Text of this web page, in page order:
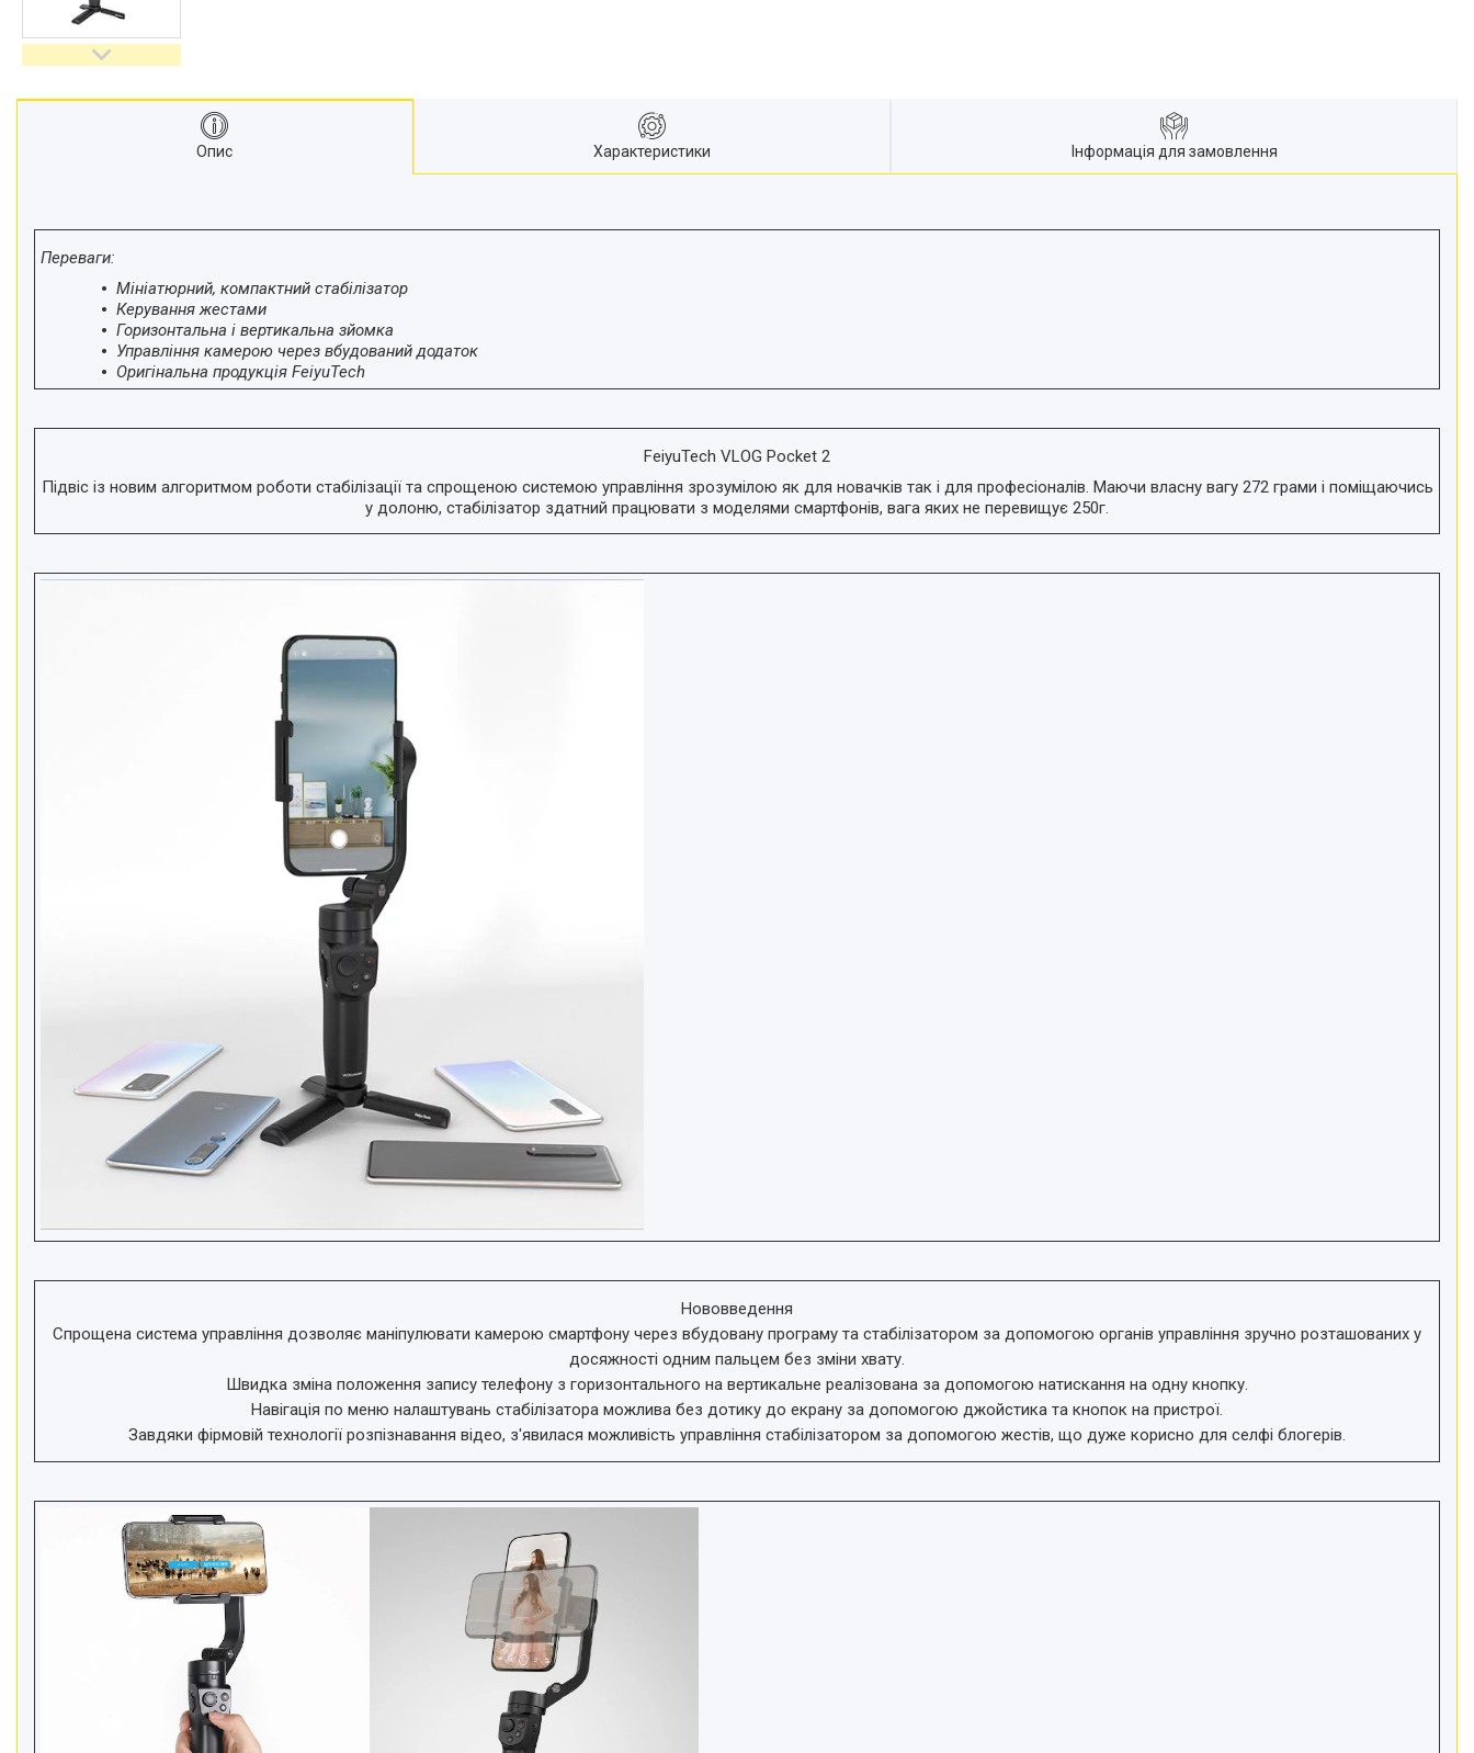
Штативи для фотоапаратів і
відеокамер
Стедіками, стабілізатори
Моноподи
Лінзи-об'єктиви для
обладнання
Перехідники для фототехніки і
адаптери
Мікрофони, стійки, пантографи
Міні вітрові машини
Аксесуари для фото-
Кріплення
Опис Характеристики Інформація для замовлення
Переваги:
Мініатюрний, компактний стабілізатор
Керування жестами
Горизонтальна і вертикальна зйомка
Управління камерою через вбудований додаток
Оригінальна продукція FeiyuTech
FeiyuTech VLOG Pocket 2
Підвіс із новим алгоритмом роботи стабілізації та спрощеною системою управління зрозумілою як для новачків так і для професіоналів. Маючи власну вагу 272 грами і поміщаючись
у долоню, стабілізатор здатний працювати з моделями смартфонів, вага яких не перевищує 250г.
Нововведення
Спрощена система управління дозволяє маніпулювати камерою смартфону через вбудовану програму та стабілізатором за допомогою органів управління зручно розташованих у
досяжності одним пальцем без зміни хвату.
Швидка зміна положення запису телефону з горизонтального на вертикальне реалізована за допомогою натискання на одну кнопку.
Навігація по меню налаштувань стабілізатора можлива без дотику до екрану за допомогою джойстика та кнопок на пристрої.
Завдяки фірмовій технології розпізнавання відео, з'явилася можливість управління стабілізатором за допомогою жестів, що дуже корисно для селфі блогерів.